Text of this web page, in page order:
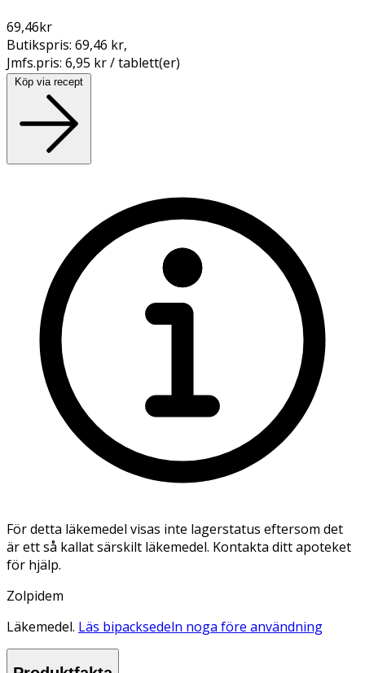
69,46kr
Butikspris: 69,46 kr,
Jmfs.pris: 6,95 kr / tablett(er)
Köp via recept
För detta läkemedel visas inte lagerstatus eftersom det
är ett så kallat särskilt läkemedel. Kontakta ditt apoteket
för hjälp.
Zolpidem
Läkemedel. Läs bipacksedeln noga före användning